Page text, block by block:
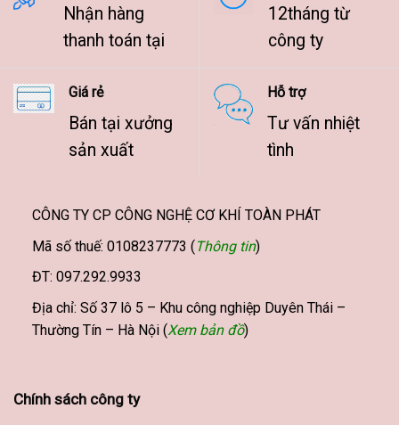
Nhận hàng
thanh toán tại
12tháng từ
công ty
Giá rẻ
Bán tại xưởng
sản xuất
Hỗ trợ
Tư vấn nhiệt
tình
CÔNG TY CP CÔNG NGHỆ CƠ KHÍ TOÀN PHÁT
Mã số thuế: 0108237773 (Thông tin)
ĐT: 097.292.9933
Địa chỉ: Số 37 lô 5 – Khu công nghiệp Duyên Thái –
Thường Tín – Hà Nội (Xem bản đồ)
Chính sách công ty